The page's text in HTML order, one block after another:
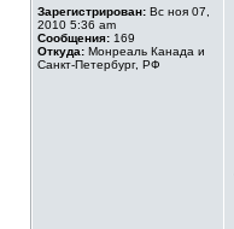
Зарегистрирован: Вс ноя 07,
2010 5:36 am
Сообщения: 169
Откуда: Монреаль Канада и
Санкт-Петербург, РФ